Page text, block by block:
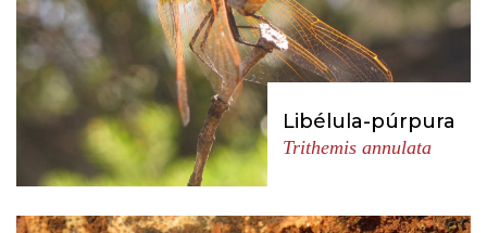
Libélula-púrpura
Trithemis annulata